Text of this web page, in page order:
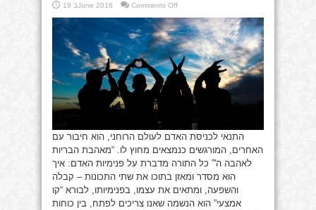
19 בJune 2016 Comments Offon
הבריות
לאהבה
ה’
התנאי לכניסת האדם לעולם הרוחני, הוא חיבור עם
האחרים, המורגשים כנמצאים מחוץ לו. “מאהבת הבריות
לאהבה ה'” כל התורה מדברת על פנימיות האדם: איך
הוא מסדר ומאזן בתוכו את שתי התכונות – קבלה
והשפעה, ומתאים את עצמו, בפנימיותו, לבורא “קו
אמצעי” הוא הנשמה שאנו צריכים לפתח, בין כוחות